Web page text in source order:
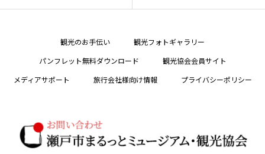
観光のお手伝い
観光フォトギャラリー
パンフレット無料ダウンロード
観光協会会員サイト
メディアサポート
旅行会社様向け情報 プライバシーポリシー